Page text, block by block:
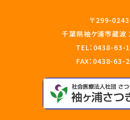
〒299-0243
千葉県袖ケ浦市蔵波
TEL： 0438-63-
FAX：0438-63-